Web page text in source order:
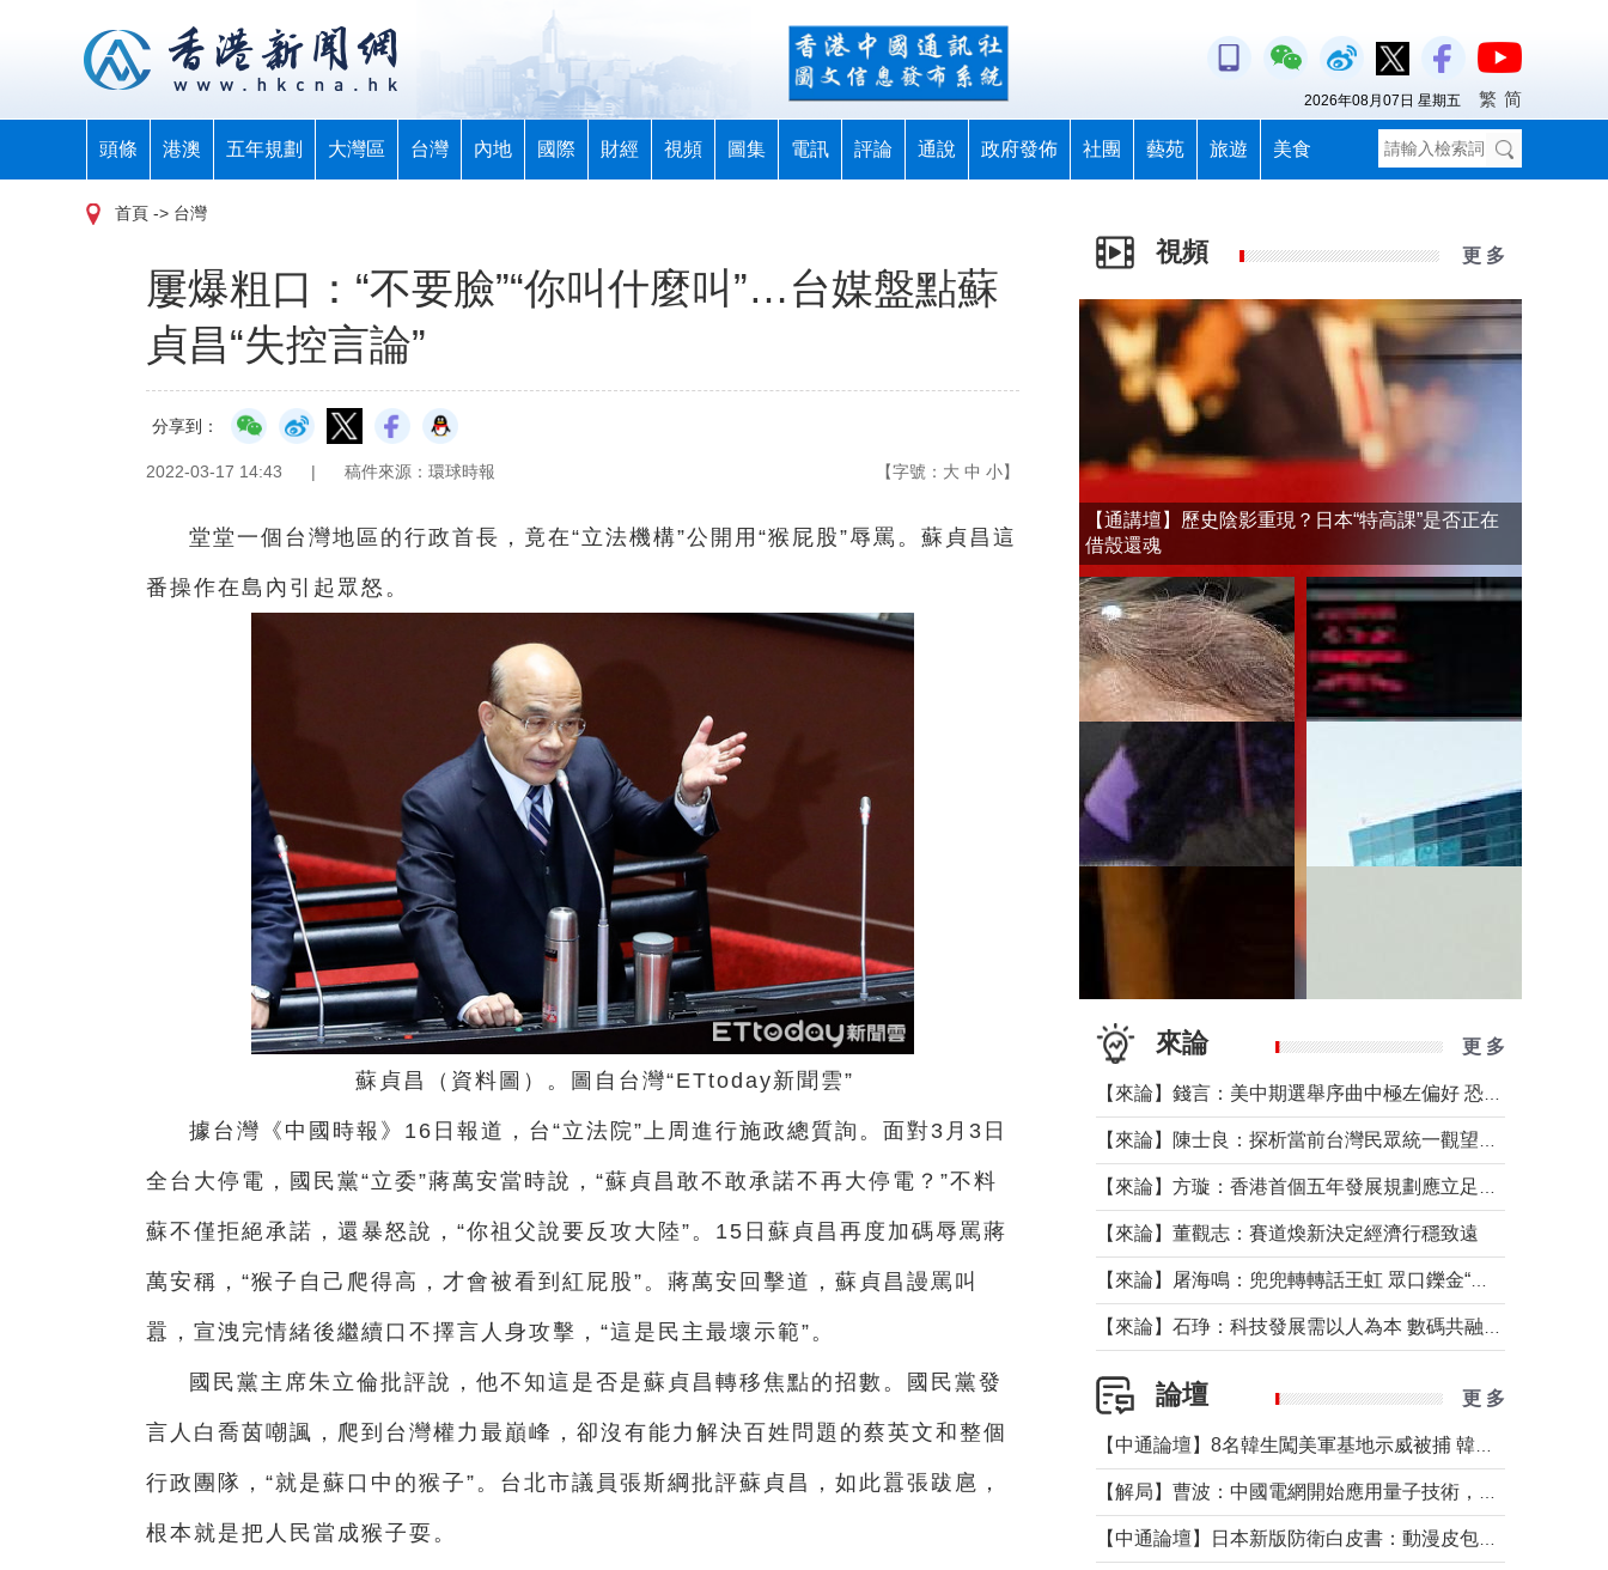
頭條 港澳 五年規劃 大灣區 台灣 內地 國際 財經 視頻 圖集 電訊 評論 通說 政府發佈 社團 藝苑 旅遊 美食
2026年08月07日 星期五 繁 简
首頁 -> 台灣
屢爆粗口：“不要臉”“你叫什麼叫”…台媒盤點蘇
貞昌“失控言論”
分享到：
2022-03-17 14:43 | 稿件來源：環球時報 【字號： 大 中 小】
堂堂一個台灣地區的行政首長，竟在“立法機構”公開用“猴屁股”辱罵。蘇貞昌這
番操作在島內引起眾怒。
蘇貞昌（資料圖）。圖自台灣“ETtoday新聞雲”
據台灣《中國時報》16日報道，台“立法院”上周進行施政總質詢。面對3月3日
全台大停電，國民黨“立委”蔣萬安當時說，“蘇貞昌敢不敢承諾不再大停電？”不料
蘇不僅拒絕承諾，還暴怒說，“你祖父說要反攻大陸”。15日蘇貞昌再度加碼辱罵蔣
萬安稱，“猴子自己爬得高，才會被看到紅屁股”。蔣萬安回擊道，蘇貞昌謾罵叫
囂，宣洩完情緒後繼續口不擇言人身攻擊，“這是民主最壞示範”。
國民黨主席朱立倫批評說，他不知這是否是蘇貞昌轉移焦點的招數。國民黨發
言人白喬茵嘲諷，爬到台灣權力最巔峰，卻沒有能力解決百姓問題的蔡英文和整個
行政團隊，“就是蘇口中的猴子”。台北市議員張斯綱批評蘇貞昌，如此囂張跋扈，
根本就是把人民當成猴子耍。
視頻 更 多
【通講壇】歷史陰影重現？日本“特高課”是否正在
借殼還魂
來論 更 多
【來論】董觀志：賽道煥新決定經濟行穩致遠
論壇 更 多